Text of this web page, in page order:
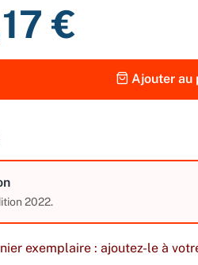
€
Ajouter au
2022.
exemplaire : ajoutez-le à